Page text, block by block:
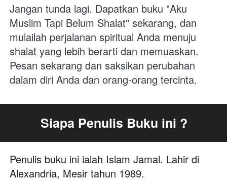
Jangan tunda lagi. Dapatkan buku "Aku
Muslim Tapi Belum Shalat" sekarang, dan
mulailah perjalanan spiritual Anda menuju
shalat yang lebih berarti dan memuaskan.
Pesan sekarang dan saksikan perubahan
dalam diri Anda dan orang-orang tercinta.
Siapa Penulis Buku ini ?
Penulis buku ini ialah Islam Jamal. Lahir di
Alexandria, Mesir tahun 1989.